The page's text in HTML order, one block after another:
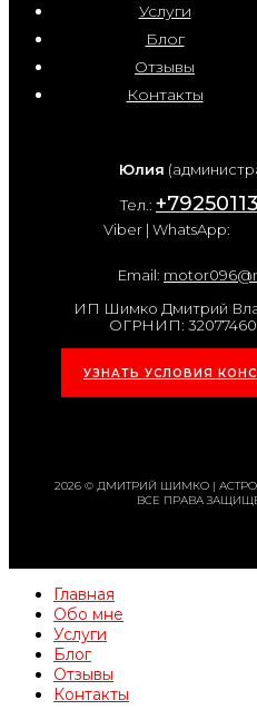
Услуги
Блог
Отзывы
Контакты
Юлия
Тел.:
Viber | WhatsApp:
Email:
ИП Шимко Дмитрий
ОГРНИП:
УЗНАТЬ УСЛОВИЯ
2026 © ДМИТРИЙ ШИМКО |
ВСЕ ПРАВА
Главная
Обо мне
Услуги
Блог
Отзывы
Контакты